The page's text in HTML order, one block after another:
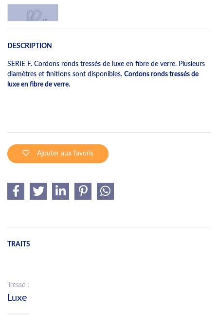
DESCRIPTION
SERIE F. Cordons ronds tressés de luxe en fibre de verre. Plusieurs
diamètres et finitions sont disponibles. Cordons ronds tressés de
luxe en fibre de verre.
Ajouter aux favoris
TRAITS
Tressé :
Luxe